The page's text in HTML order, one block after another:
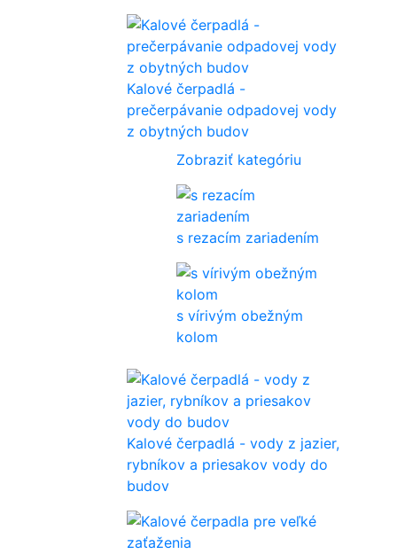
Kalové čerpadlá -
prečerpávanie odpadovej vody
z obytných budov
Zobraziť kategóriu
s rezacím zariadením
s vírivým obežným
kolom
Kalové čerpadlá - vody z jazier,
rybníkov a priesakov vody do
budov